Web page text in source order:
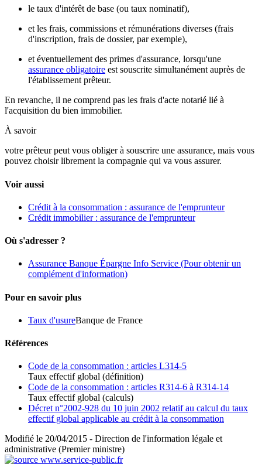
le taux d'intérêt de base (ou taux nominatif),
et les frais, commissions et rémunérations diverses (frais
d'inscription, frais de dossier, par exemple),
et éventuellement des primes d'assurance, lorsqu'une
assurance obligatoire est souscrite simultanément auprès de
l'établissement prêteur.
En revanche, il ne comprend pas les frais d'acte notarié lié à
l'acquisition du bien immobilier.
À savoir
votre prêteur peut vous obliger à souscrire une assurance, mais vous
pouvez choisir librement la compagnie qui va vous assurer.
Voir aussi
Crédit à la consommation : assurance de l'emprunteur
Crédit immobilier : assurance de l'emprunteur
Où s'adresser ?
Assurance Banque Épargne Info Service (Pour obtenir un
complément d'information)
Pour en savoir plus
Taux d'usureBanque de France
Références
Code de la consommation : articles L314-5
Taux effectif global (définition)
Code de la consommation : articles R314-6 à R314-14
Taux effectif global (calculs)
Décret n°2002-928 du 10 juin 2002 relatif au calcul du taux
effectif global applicable au crédit à la consommation
Modifié le 20/04/2015 - Direction de l'information légale et
administrative (Premier ministre)